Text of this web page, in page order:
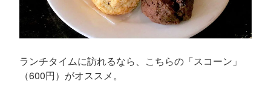
ランチタイムに訪れるなら、こちらの「スコーン」
（600円）がオススメ。